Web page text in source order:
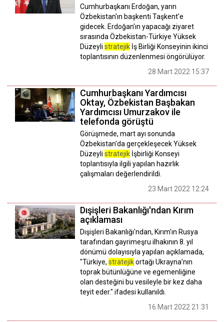
Cumhurbaşkanı Erdoğan, yarın
Özbekistan'ın başkenti Taşkent'e
gidecek. Erdoğan'ın yapacağı ziyaret
sırasında Özbekistan-Türkiye Yüksek
Düzeyli stratejik İş Birliği Konseyinin ikinci
toplantısının düzenlenmesi öngörülüyor.
28 Mart 2022 15:37
Cumhurbaşkanı Yardımcısı
Oktay, Özbekistan Başbakan
Yardımcısı Umurzakov ile
telefonda görüştü
Görüşmede, mart ayı sonunda
Özbekistan'da gerçekleşecek Yüksek
Düzeyli stratejik İşbirliği Konseyi
toplantısıyla ilgili yapılan hazırlık
çalışmaları değerlendirildi.
23 Mart 2022 12:24
Dışişleri Bakanlığı'ndan Kırım
açıklaması
Dışişleri Bakanlığı'ndan, Kırım'ın Rusya
tarafından gayrimeşru ilhakının 8. yıl
dönümü dolayısıyla yapılan açıklamada,
"Türkiye, stratejikortağı Ukrayna’nın
toprak bütünlüğüne ve egemenliğine
olan desteğini bu vesileyle bir kez daha
teyit eder." ifadesi kullanıldı.
16 Mart 2022 21:31